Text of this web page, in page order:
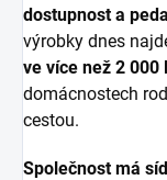
dostupnost a
výrobky dnes
ve více než 2
domácnostech
cestou.
Společnost má